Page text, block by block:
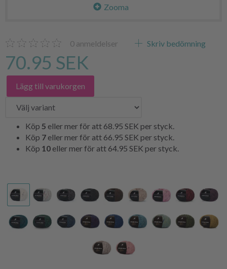
Zooma
0 anmeldelser Skriv bedömning
70.95 SEK
Lägg till varukorgen
Köp 5 eller mer för att 68.95 SEK per styck.
Köp 7 eller mer för att 66.95 SEK per styck.
Köp 10 eller mer för att 64.95 SEK per styck.